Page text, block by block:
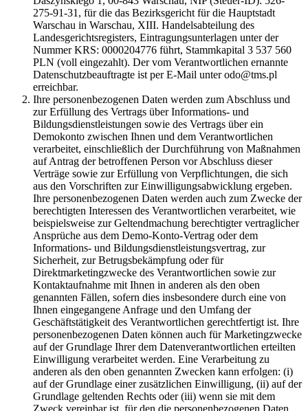
275-91-31, für die das Bezirksgericht für die Hauptstadt
Warschau in Warschau, XIII. Handelsabteilung des
Landesgerichtsregisters, Eintragungsunterlagen unter der
Nummer KRS: 0000204776 führt, Stammkapital 3 537 560
PLN (voll eingezahlt). Der vom Verantwortlichen ernannte
Datenschutzbeauftragte ist per E-Mail unter odo@tms.pl
erreichbar.
Ihre personenbezogenen Daten werden zum Abschluss und
zur Erfüllung des Vertrags über Informations- und
Bildungsdienstleistungen sowie des Vertrags über ein
Demokonto zwischen Ihnen und dem Verantwortlichen
verarbeitet, einschließlich der Durchführung von Maßnahmen
auf Antrag der betroffenen Person vor Abschluss dieser
Verträge sowie zur Erfüllung von Verpflichtungen, die sich
aus den Vorschriften zur Einwilligungsabwicklung ergeben.
Ihre personenbezogenen Daten werden auch zum Zwecke der
berechtigten Interessen des Verantwortlichen verarbeitet, wie
beispielsweise zur Geltendmachung berechtigter vertraglicher
Ansprüche aus dem Demo-Konto-Vertrag oder dem
Informations- und Bildungsdienstleistungsvertrag, zur
Sicherheit, zur Betrugsbekämpfung oder für
Direktmarketingzwecke des Verantwortlichen sowie zur
Kontaktaufnahme mit Ihnen in anderen als den oben
genannten Fällen, sofern dies insbesondere durch eine von
Ihnen eingegangene Anfrage und den Umfang der
Geschäftstätigkeit des Verantwortlichen gerechtfertigt ist. Ihre
personenbezogenen Daten können auch für Marketingzwecke
auf der Grundlage Ihrer dem Datenverantwortlichen erteilten
Einwilligung verarbeitet werden. Eine Verarbeitung zu
anderen als den oben genannten Zwecken kann erfolgen: (i)
auf der Grundlage einer zusätzlichen Einwilligung, (ii) auf der
Grundlage geltenden Rechts oder (iii) wenn sie mit dem
Zweck vereinbar ist, für den die personenbezogenen Daten